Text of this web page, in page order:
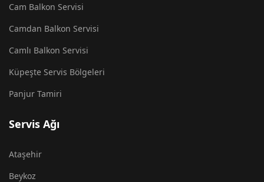
Cam Balkon Servisi
Camdan Balkon Servisi
Camlı Balkon Servisi
Küpeşte Servis Bölgeleri
Panjur Tamiri
Servis Ağı
Ataşehir
Beykoz